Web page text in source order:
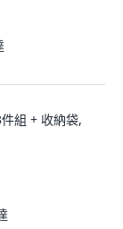
組 + 收納袋,